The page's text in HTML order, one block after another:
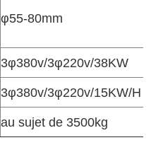
φ55-80mm
3φ380v/3φ220v/38KW
3φ380v/3φ220v/15KW/H
au sujet de 3500kg